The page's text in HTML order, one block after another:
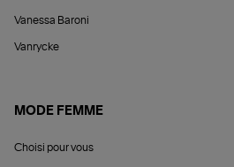
Vanessa Baroni
Vanrycke
MODE FEMME
Choisi pour vous